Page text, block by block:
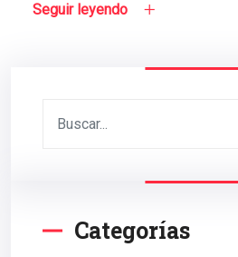
Seguir leyendo
Categorías